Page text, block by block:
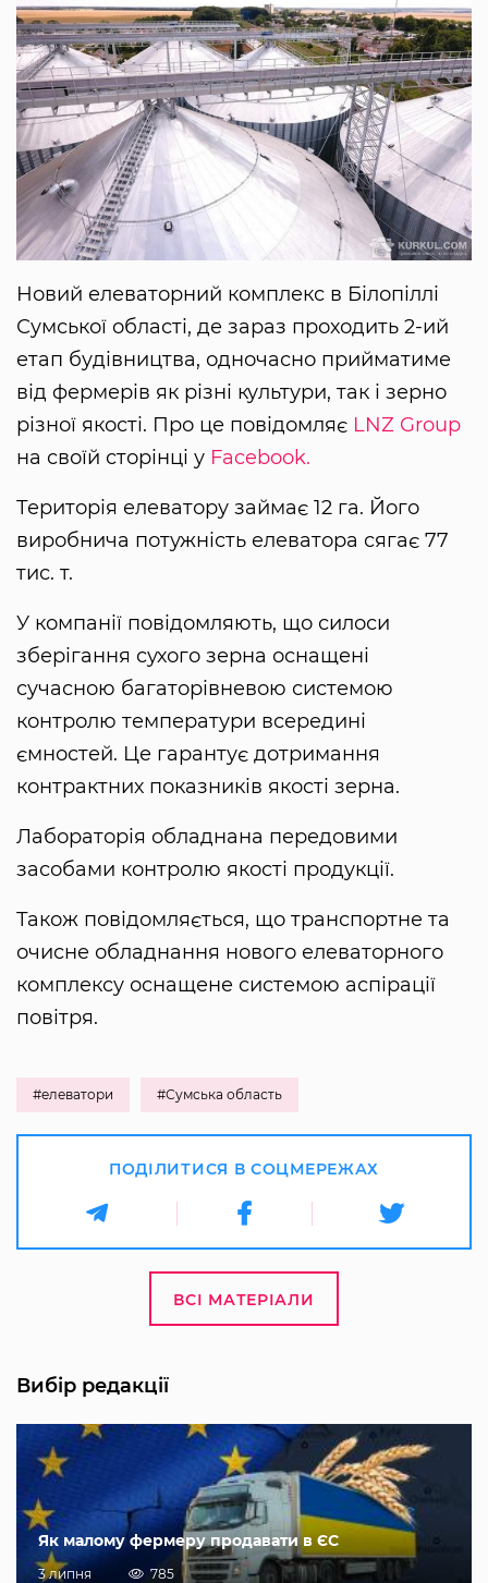
Новий елеваторний комплекс в Білопіллі
Сумської області, де зараз проходить 2-ий
етап будівництва, одночасно прийматиме
від фермерів як різні культури, так і зерно
різної якості. Про це повідомляє LNZ Group
на своїй сторінці у Facebook.
Територія елеватору займає 12 га. Його
виробнича потужність елеватора сягає 77
тис. т.
У компанії повідомляють, що силоси
зберігання сухого зерна оснащені
сучасною багаторівневою системою
контролю температури всередині
ємностей. Це гарантує дотримання
контрактних показників якості зерна.
Лабораторія обладнана передовими
засобами контролю якості продукції.
Також повідомляється, що транспортне та
очисне обладнання нового елеваторного
комплексу оснащене системою аспірації
повітря.
#елеватори #Сумська область
ПОДІЛИТИСЯ В СОЦМЕРЕЖАХ
ВСІ МАТЕРІАЛИ
Вибір редакції
Як малому фермеру продавати в ЄС
3 липня 785